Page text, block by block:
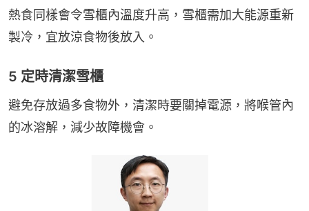
熱食同樣會令雪櫃內溫度升高，雪櫃需加大能源重新
製冷，宜放涼食物後放入。
5 定時清潔雪櫃
避免存放過多食物外，清潔時要關掉電源，將喉管內
的冰溶解，減少故障機會。